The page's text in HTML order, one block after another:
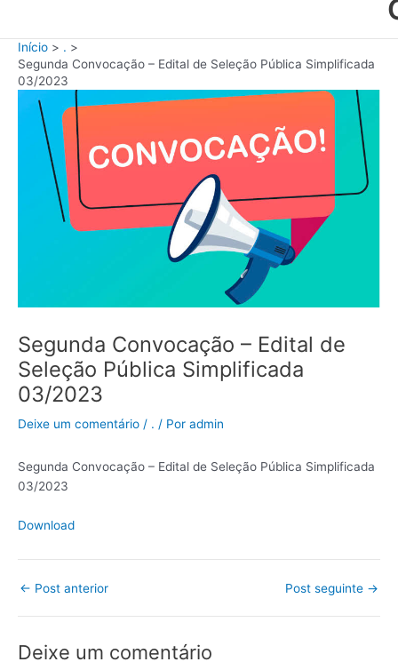
Início
.
Segunda Convocação – Edital de Seleção Pública Simplificada
03/2023
Segunda Convocação – Edital de
Seleção Pública Simplificada
03/2023
Deixe um comentário / . / Por admin
Segunda Convocação – Edital de Seleção Pública Simplificada
03/2023
Download
← Post anterior Post seguinte →
Deixe um comentário